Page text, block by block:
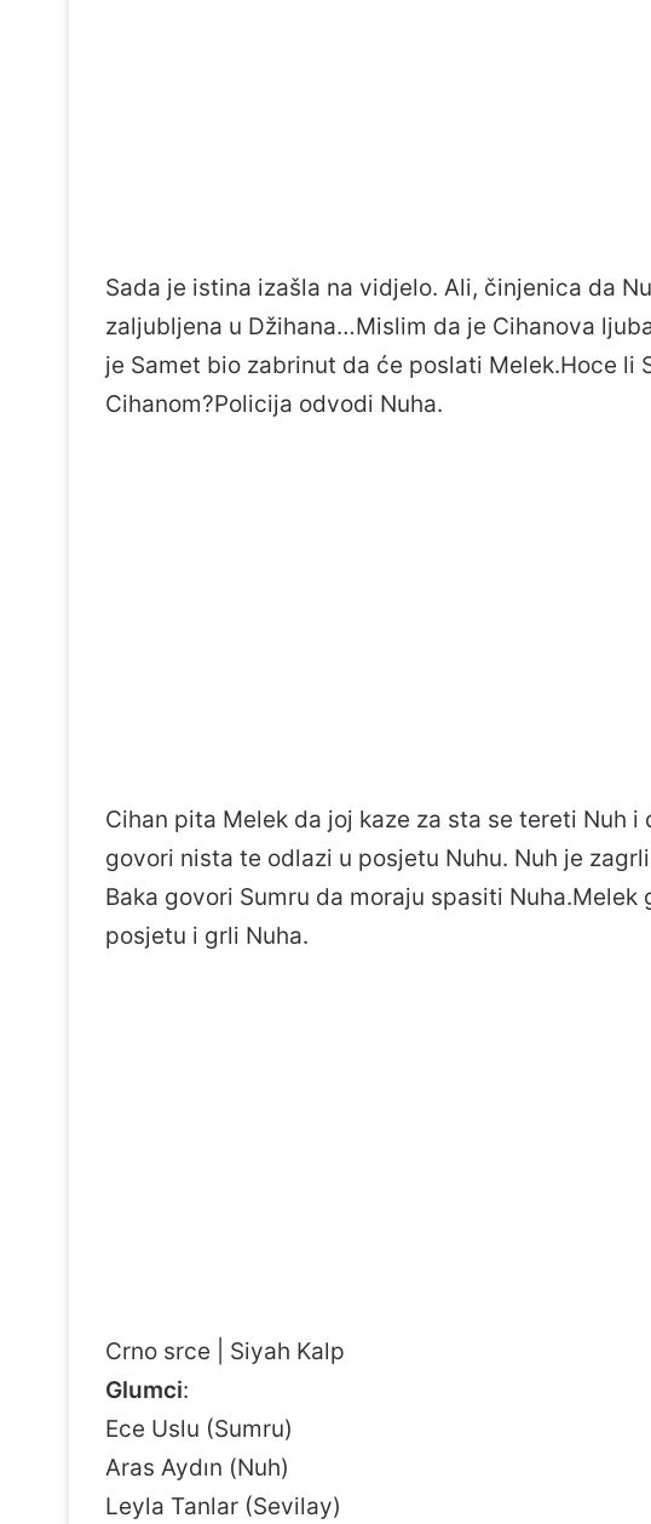
Sada je istina izašla na vidjelo. Ali, činjenica da
zaljubljena u Džihana…Mislim da je Cihanova
je Samet bio zabrinut da će poslati Melek.Hoce li
Cihanom?Policija odvodi Nuha.
Cihan pita Melek da joj kaze za sta se tereti Nuh i
govori nista te odlazi u posjetu Nuhu. Nuh je
Baka govori Sumru da moraju spasiti
posjetu i grli Nuha.
Crno srce | Siyah Kalp
Glumci:
Ece Uslu (Sumru)
Aras Aydın (Nuh)
Leyla Tanlar (Sevilay)